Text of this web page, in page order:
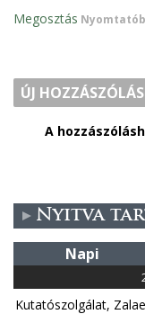
Megosztás
ÚJ HOZZÁSZÓLÁS
A
Nyitva
Napi
Kutatószolgálat,